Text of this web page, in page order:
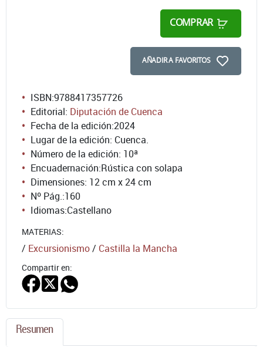
COMPRAR
AÑADIR A FAVORITOS
ISBN:9788417357726
Editorial: Diputación de Cuenca
Fecha de la edición:2024
Lugar de la edición: Cuenca.
Número de la edición: 10ª
Encuadernación:Rústica con solapa
Dimensiones: 12 cm x 24 cm
Nº Pág.:160
Idiomas:Castellano
MATERIAS:
/ Excursionismo/ Castilla la Mancha
Compartir en:
Resumen